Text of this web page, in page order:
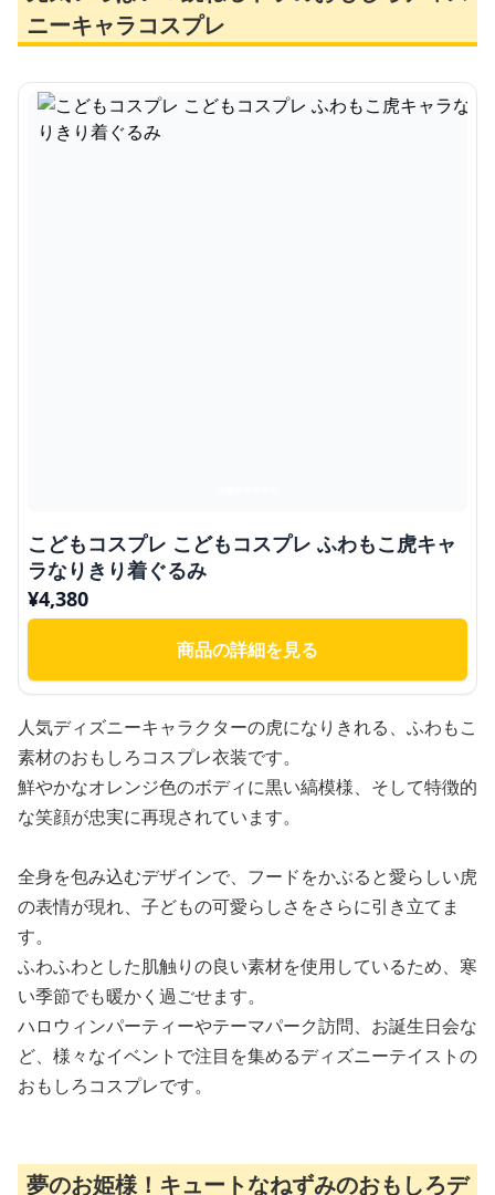
ニーキャラコスプレ
こどもコスプレ こどもコスプレ ふわもこ虎キャ
ラなりきり着ぐるみ
¥4,380
商品の詳細を見る
人気ディズニーキャラクターの虎になりきれる、ふわもこ
素材のおもしろコスプレ衣装です。
鮮やかなオレンジ色のボディに黒い縞模様、そして特徴的
な笑顔が忠実に再現されています。
全身を包み込むデザインで、フードをかぶると愛らしい虎
の表情が現れ、子どもの可愛らしさをさらに引き立てま
す。
ふわふわとした肌触りの良い素材を使用しているため、寒
い季節でも暖かく過ごせます。
ハロウィンパーティーやテーマパーク訪問、お誕生日会な
ど、様々なイベントで注目を集めるディズニーテイストの
おもしろコスプレです。
夢のお姫様！キュートなねずみのおもしろデ